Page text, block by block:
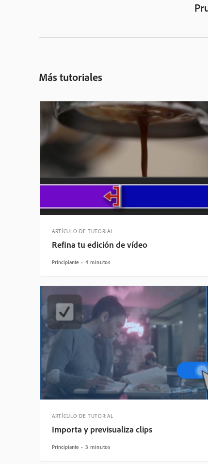
Más tutoriales
ARTÍCULO DE TUTORIAL
Refina tu edición de vídeo
Principiante 4 minutos
ARTÍCULO DE TUTORIAL
Importa y previsualiza clips
Principiante 3 minutos